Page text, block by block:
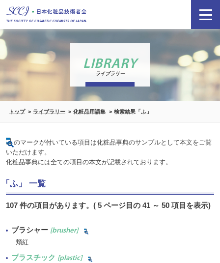
LIBRARY
ライブラリー
トップ ライブラリー 化粧品用語集 検索結果「ふ」
のマークが付いている項目は化粧品事典のサンプルとして本文をご覧
いただけます。
化粧品事典には全ての項目の本文が記載されております。
「ふ」 一覧
107 件の項目があります。( 5 ページ目の 41 ～ 50 項目を表示)
ブラシャー [brusher]
頬紅
プラスチック [plastic]